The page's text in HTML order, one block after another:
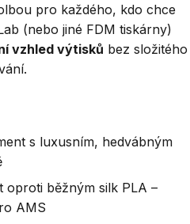
pro každého, kdo chce
(nebo jiné FDM tiskárny)
vzhled výtisků bez složitého
s luxusním, hedvábným
oproti běžným silk PLA –
AMS